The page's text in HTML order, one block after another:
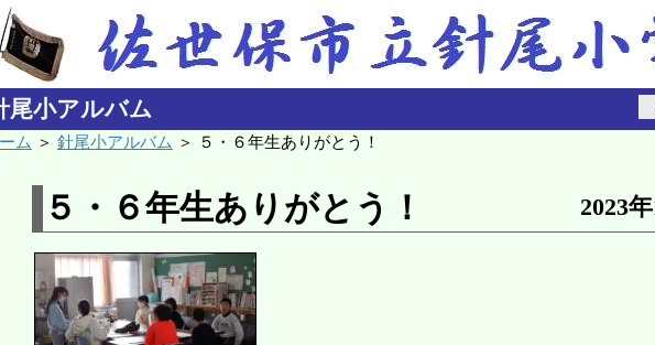
尾小アルバム
ム ＞ 針尾小アルバム ＞ ５・６年生ありがとう！
５・６年生ありがとう！ 2023